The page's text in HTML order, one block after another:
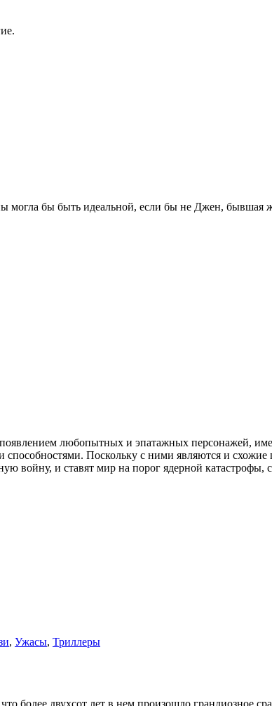
бы быть идеальной, если бы не Джен, бывшая
появлением любопытных и эпатажных
Поскольку с ними являются и
войну, и ставят мир на порог ядерной катастрофы,
, Ужасы, Триллеры
более двухсот лет в нем произошло грандиозное